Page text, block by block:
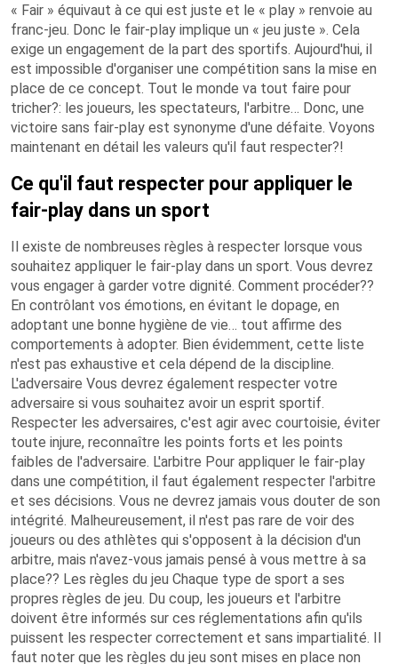
« Fair » équivaut à ce qui est juste et le « play » renvoie au
franc-jeu. Donc le fair-play implique un « jeu juste ». Cela
exige un engagement de la part des sportifs. Aujourd'hui, il
est impossible d'organiser une compétition sans la mise en
place de ce concept. Tout le monde va tout faire pour
tricher?: les joueurs, les spectateurs, l'arbitre… Donc, une
victoire sans fair-play est synonyme d'une défaite. Voyons
maintenant en détail les valeurs qu'il faut respecter?!
Ce qu'il faut respecter pour appliquer le
fair-play dans un sport
Il existe de nombreuses règles à respecter lorsque vous
souhaitez appliquer le fair-play dans un sport. Vous devrez
vous engager à garder votre dignité. Comment procéder??
En contrôlant vos émotions, en évitant le dopage, en
adoptant une bonne hygiène de vie… tout affirme des
comportements à adopter. Bien évidemment, cette liste
n'est pas exhaustive et cela dépend de la discipline.
L'adversaire Vous devrez également respecter votre
adversaire si vous souhaitez avoir un esprit sportif.
Respecter les adversaires, c'est agir avec courtoisie, éviter
toute injure, reconnaître les points forts et les points
faibles de l'adversaire. L'arbitre Pour appliquer le fair-play
dans une compétition, il faut également respecter l'arbitre
et ses décisions. Vous ne devrez jamais vous douter de son
intégrité. Malheureusement, il n'est pas rare de voir des
joueurs ou des athlètes qui s'opposent à la décision d'un
arbitre, mais n'avez-vous jamais pensé à vous mettre à sa
place?? Les règles du jeu Chaque type de sport a ses
propres règles de jeu. Du coup, les joueurs et l'arbitre
doivent être informés sur ces réglementations afin qu'ils
puissent les respecter correctement et sans impartialité. Il
faut noter que les règles du jeu sont mises en place non